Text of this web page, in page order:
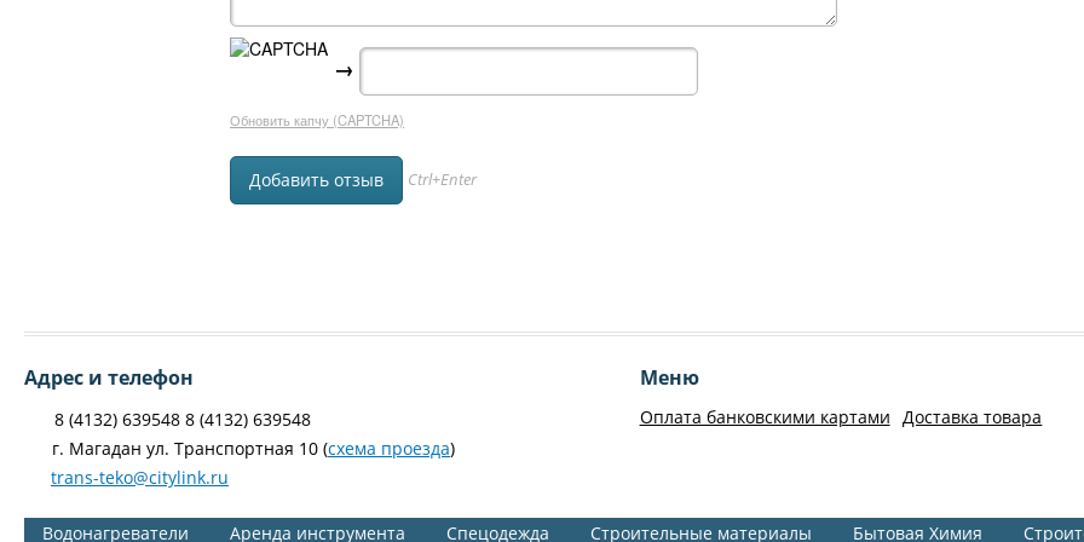
→
Обновить капчу (CAPTCHA)
Ctrl+Enter
Адрес и телефон
8 (4132) 639548 8 (4132) 639548
г. Магадан ул. Транспортная 10 (схема проезда)
trans-teko@citylink.ru
Меню
Оплата банковскими картами Доставка товара
Водонагреватели Аренда инструмента Спецодежда Строительные материалы Бытовая Химия